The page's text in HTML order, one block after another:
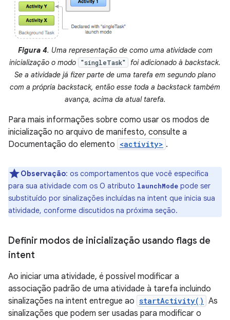
Figura 4. Uma representação de como uma atividade com
inicialização o modo
"singleTask"
foi adicionado à backstack.
Se a atividade já fizer parte de uma tarefa em segundo plano
com a própria backstack, então esse toda a backstack também
avança, acima da atual tarefa.
Para mais informações sobre como usar os modos de
inicialização no arquivo de manifesto, consulte a
Documentação do elemento <activity> .
Observação: os comportamentos que você especifica
para sua atividade com os O atributo launchMode pode ser
substituído por sinalizações incluídas na intent que inicia sua
atividade, conforme discutidos na próxima seção.
Definir modos de inicialização usando flags de
intent
Ao iniciar uma atividade, é possível modificar a
associação padrão de uma atividade à tarefa incluindo
sinalizações na intent entregue ao startActivity() As
sinalizações que podem ser usadas para modificar o